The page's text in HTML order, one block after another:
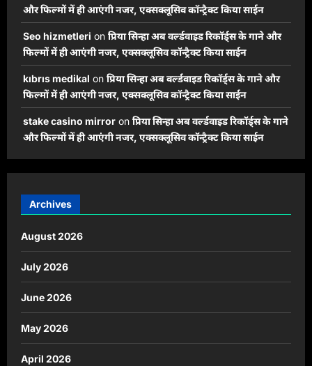
और फिल्मों में ही आएंगी नजर, एक्सक्लूसिव कॉन्ट्रैक्ट किया साईन
Seo hizmetleri on प्रिया सिन्हा अब वर्ल्डवाइड रिकॉर्ड्स के गाने और
फिल्मों में ही आएंगी नजर, एक्सक्लूसिव कॉन्ट्रैक्ट किया साईन
kıbrıs medikal on प्रिया सिन्हा अब वर्ल्डवाइड रिकॉर्ड्स के गाने और
फिल्मों में ही आएंगी नजर, एक्सक्लूसिव कॉन्ट्रैक्ट किया साईन
stake casino mirror on प्रिया सिन्हा अब वर्ल्डवाइड रिकॉर्ड्स के गाने
और फिल्मों में ही आएंगी नजर, एक्सक्लूसिव कॉन्ट्रैक्ट किया साईन
Archives
August 2026
July 2026
June 2026
May 2026
April 2026